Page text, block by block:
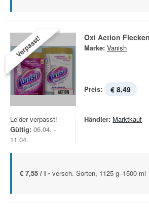
Verpasst! Oxi Action
Marke: Vanish
Preis: € 8,49
Leider verpasst!
Gültig: 06.04. -
11.04.
Händler: Marktkauf
€ 7,55 / l - versch. Sorten, 1125 g–1500 ml